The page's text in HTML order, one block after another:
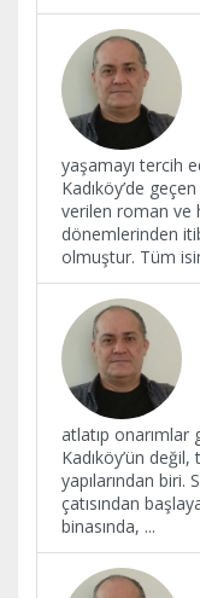
yaşamayı tercih
Kadıköy’de
verilen roman ve
dönemlerinden
olmuştur. Tüm
atlatıp onarımlar
Kadıköy’ün
yapılarından biri.
çatısından
binasında, ...